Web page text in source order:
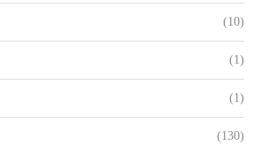
(10)
(1)
(1)
(130)